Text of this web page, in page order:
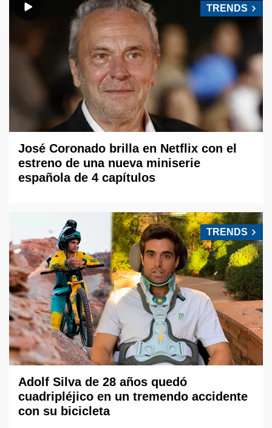
TRENDS
José Coronado brilla en Netflix con el
estreno de una nueva miniserie
española de 4 capítulos
TRENDS
Adolf Silva de 28 años quedó
cuadripléjico en un tremendo accidente
con su bicicleta